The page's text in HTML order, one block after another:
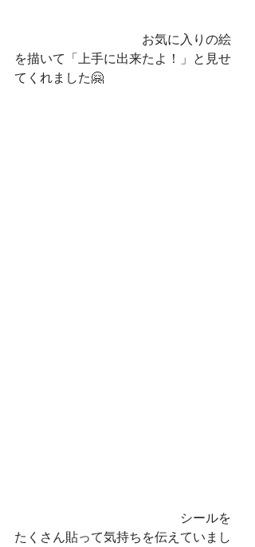
お気に入りの絵
を描いて「上手に出来たよ！」と見せ
てくれました🤗
シールを
たくさん貼って気持ちを伝えていまし